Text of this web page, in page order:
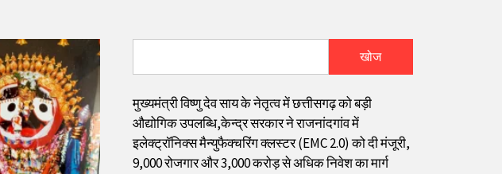
खोज
मुख्यमंत्री विष्णु देव साय के नेतृत्व में छत्तीसगढ़ को बड़ी
औद्योगिक उपलब्धि,केन्द्र सरकार ने राजनांदगांव में
इलेक्ट्रॉनिक्स मैन्युफैक्चरिंग क्लस्टर (EMC 2.0) को दी मंजूरी,
9,000 रोजगार और ₹3,000 करोड़ से अधिक निवेश का मार्ग